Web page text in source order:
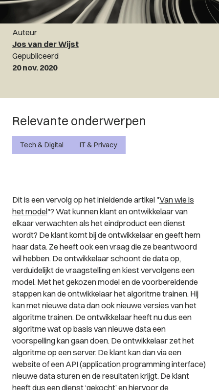
Auteur
Jos van der Wijst
Gepubliceerd
20 nov. 2020
Relevante onderwerpen
Tech & Digital IT & Privacy
Dit is een vervolg op het inleidende artikel "Van wie is
het model"? Wat kunnen klant en ontwikkelaar van
elkaar verwachten als het eindproduct een dienst
wordt? De klant komt bij de ontwikkelaar en geeft hem
haar data. Ze heeft ook een vraag die ze beantwoord
wil hebben. De ontwikkelaar schoont de data op,
verduidelijkt de vraagstelling en kiest vervolgens een
model. Met het gekozen model en de voorbereidende
stappen kan de ontwikkelaar het algoritme trainen. Hij
kan met nieuwe data dan ook nieuwe versies van het
algoritme trainen. De ontwikkelaar heeft nu dus een
algoritme wat op basis van nieuwe data een
voorspelling kan gaan doen. De ontwikkelaar zet het
algoritme op een server. De klant kan dan via een
website of een API (application programming interface)
nieuwe data sturen en de resultaten krijgt. De klant
heeft dus een dienst ‘gekocht’ en hiervoor de